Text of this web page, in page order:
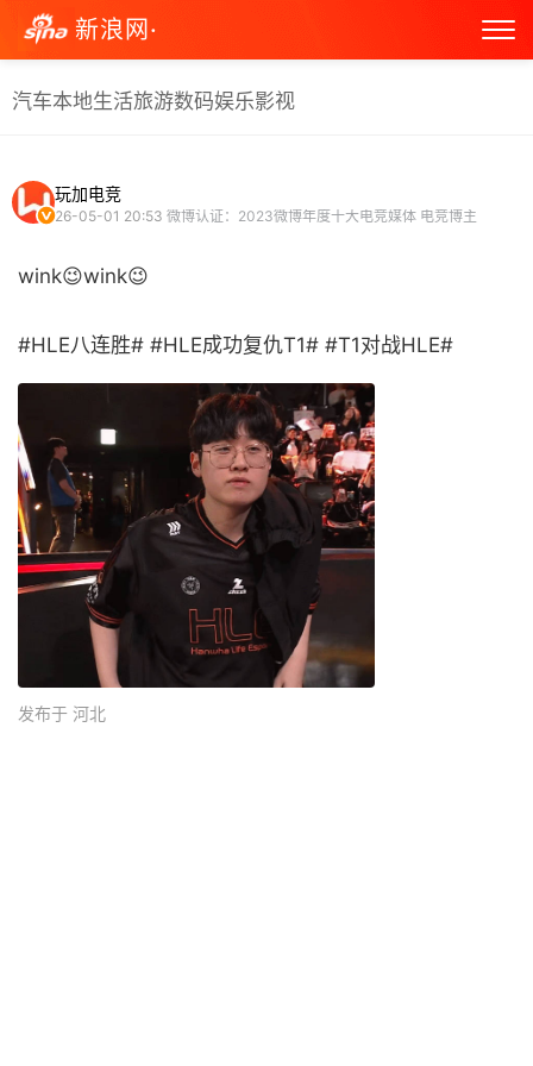
新浪网·
汽车本地生活旅游数码娱乐影视
玩加电竞
26-05-01 20:53 微博认证：2023微博年度十大电竞媒体 电竞博主
wink😉wink😉
#HLE八连胜# #HLE成功复仇T1# #T1对战HLE# ​
发布于 河北